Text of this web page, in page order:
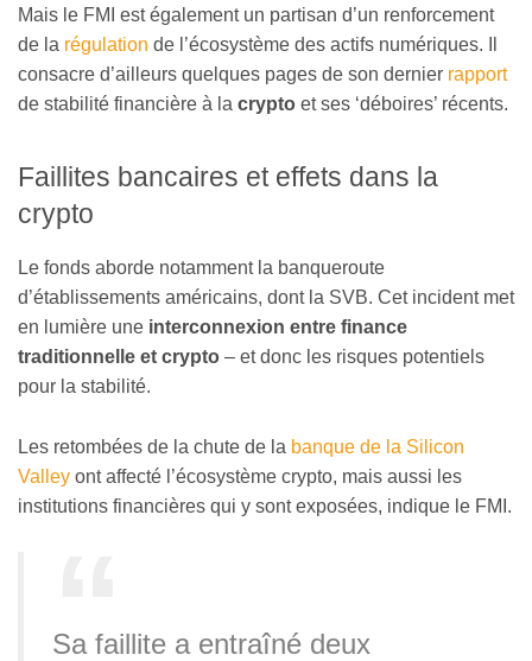
Mais le FMI est également un partisan d’un renforcement
de la régulation de l’écosystème des actifs numériques. Il
consacre d’ailleurs quelques pages de son dernier rapport
de stabilité financière à la crypto et ses ‘déboires’ récents.
Faillites bancaires et effets dans la
crypto
Le fonds aborde notamment la banqueroute
d’établissements américains, dont la SVB. Cet incident met
en lumière une interconnexion entre finance
traditionnelle et crypto – et donc les risques potentiels
pour la stabilité.
Les retombées de la chute de la banque de la Silicon
Valley ont affecté l’écosystème crypto, mais aussi les
institutions financières qui y sont exposées, indique le FMI.
Sa faillite a entraîné deux